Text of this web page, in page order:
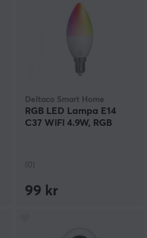
Deltaco Smart Home
RGB LED Lampa E14
C37 WiFi 4.9W, RGB
(0)
99 kr